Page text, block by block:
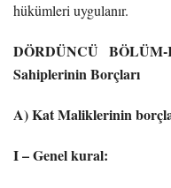
hükümleri uygulanır.
DÖRDÜNCÜ
Sahiplerinin Borçları
A) Kat Maliklerinin
I – Genel kural: